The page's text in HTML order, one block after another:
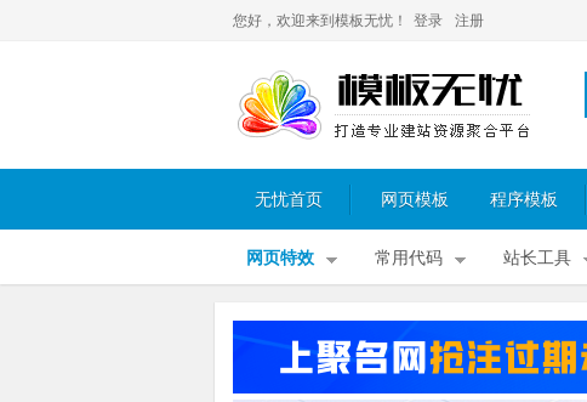
您好，欢迎来到模板无忧！ 登录 注册
无忧首页 网页模板 程序模板
网页特效 常用代码 站长工具